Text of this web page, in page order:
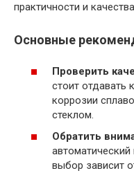
практичности и
Основные
Проверить
стоит отдавать
коррозии
стеклом.
Обратить
выбор зависит